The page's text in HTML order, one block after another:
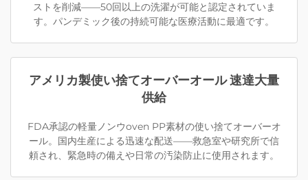
ストを削減——50回以上の洗濯が可能と認定されていま
す。パンデミック後の持続可能な医療活動に最適です。
アメリカ製使い捨てオーバーオール 速達大量
供給
FDA承認の軽量ノンウoven PP素材の使い捨てオーバーオ
ール。国内生産による迅速な配送——救急室や研究所で信
頼され、緊急時の備えや日常の汚染防止に使用されます。